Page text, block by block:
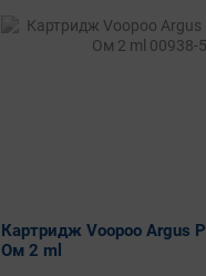
Картридж Voopoo Argus
Ом 2 ml